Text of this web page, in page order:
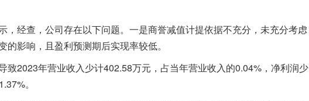
经查，公司存在以下问题。一是商誉减值计提依据不充分，未充分考虑
影响，且盈利预测期后实现率较低。
2023年营业收入少计402.58万元，占当年营业收入的0.04%，净利润少
。